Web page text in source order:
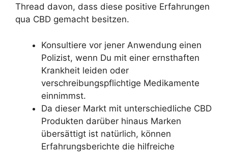
Thread davon, dass diese positive Erfahrungen
qua CBD gemacht besitzen.
Konsultiere vor jener Anwendung einen
Polizist, wenn Du mit einer ernsthaften
Krankheit leiden oder
verschreibungspflichtige Medikamente
einnimmst.
Da dieser Markt mit unterschiedliche CBD
Produkten darüber hinaus Marken
übersättigt ist natürlich, können
Erfahrungsberichte die hilfreiche